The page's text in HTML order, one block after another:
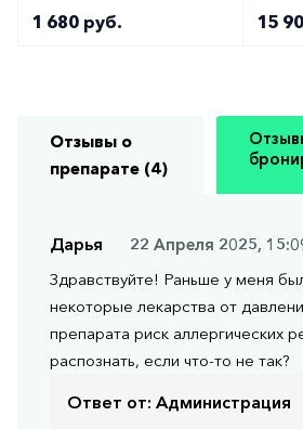
1 680 руб. 15
Отзывы о
препарате (4)
Дарья
22 Апреля 2025,
Здравствуйте! Раньше у меня
некоторые лекарства от
препарата риск аллергических
распознать, если что-то не так?
Ответ от: Администрация